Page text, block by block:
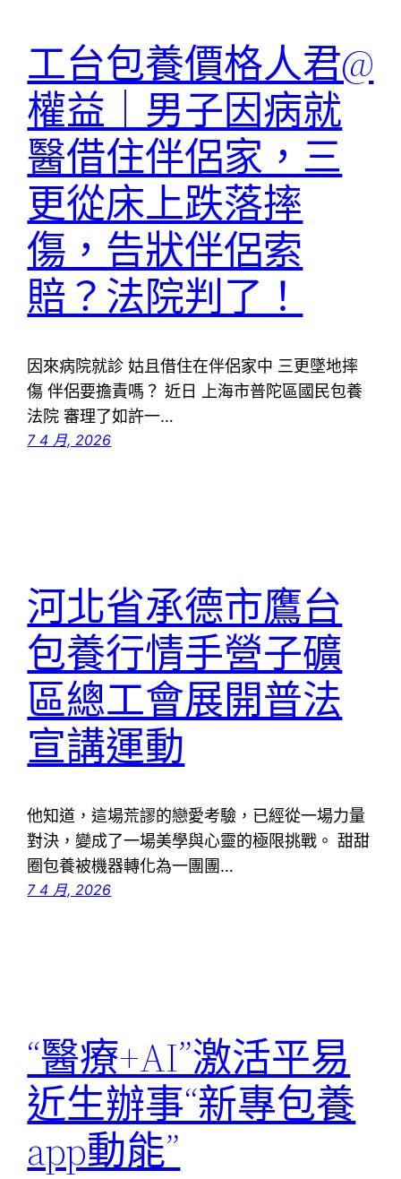
工台包養價格人君@
權益｜男子因病就
醫借住伴侶家，三
更從床上跌落摔
傷，告狀伴侶索
賠？法院判了！
因來病院就診 姑且借住在伴侶家中 三更墜地摔
傷 伴侶要擔責嗎？ 近日 上海市普陀區國民包養
法院 審理了如許一…
7 4 月, 2026
河北省承德市鷹台
包養行情手營子礦
區總工會展開普法
宣講運動
他知道，這場荒謬的戀愛考驗，已經從一場力量
對決，變成了一場美學與心靈的極限挑戰。 甜甜
圈包養被機器轉化為一團團…
7 4 月, 2026
“醫療+AI”激活平易
近生辦事“新專包養
app動能”